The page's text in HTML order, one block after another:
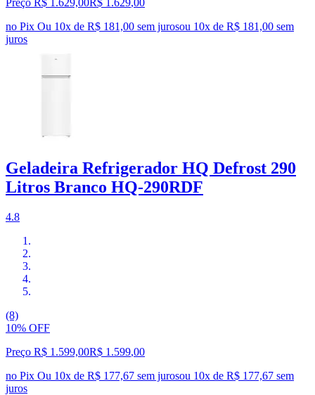
Preço R$ 1.629,00R$ 1.629,00
no Pix Ou 10x de R$ 181,00 sem jurosou 10x de R$ 181,00 sem
juros
Geladeira Refrigerador HQ Defrost 290
Litros Branco HQ-290RDF
4.8
(8)
10% OFF
Preço R$ 1.599,00R$ 1.599,00
no Pix Ou 10x de R$ 177,67 sem jurosou 10x de R$ 177,67 sem
juros